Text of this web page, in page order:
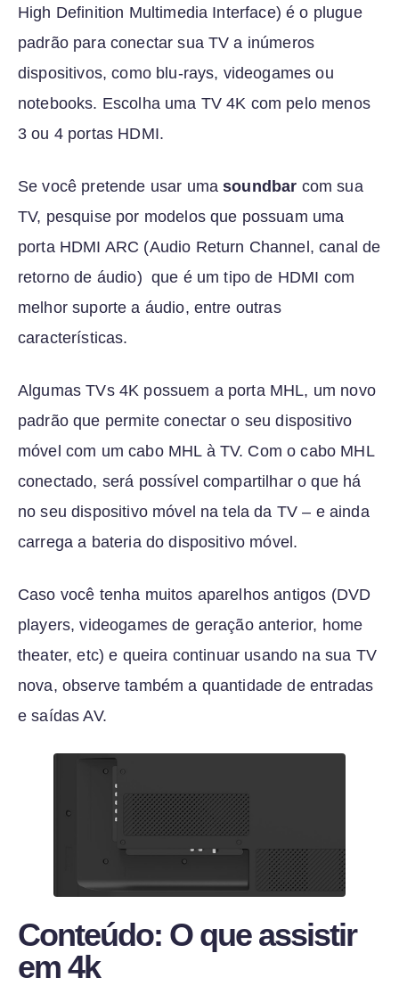
High Definition Multimedia Interface) é o plugue
padrão para conectar sua TV a inúmeros
dispositivos, como blu-rays, videogames ou
notebooks. Escolha uma TV 4K com pelo menos
3 ou 4 portas HDMI.
Se você pretende usar umasoundbar com sua
TV, pesquise por modelos que possuam uma
porta HDMI ARC (Audio Return Channel, canal de
retorno de áudio) que é um tipo de HDMI com
melhor suporte a áudio, entre outras
características.
Algumas TVs 4K possuem a porta MHL, um novo
padrão que permite conectar o seu dispositivo
móvel com um cabo MHL à TV. Com o cabo MHL
conectado, será possível compartilhar o que há
no seu dispositivo móvel na tela da TV – e ainda
carrega a bateria do dispositivo móvel.
Caso você tenha muitos aparelhos antigos (DVD
players, videogames de geração anterior, home
theater, etc) e queira continuar usando na sua TV
nova, observe também a quantidade de entradas
e saídas AV.
Conteúdo: O que assistir
em 4k